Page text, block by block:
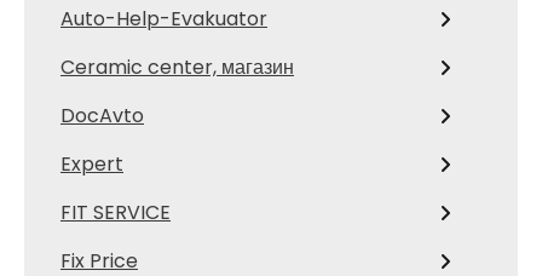
Auto-Help-Evakuator
Ceramic center, магазин
DocAvto
Expert
FIT SERVICE
Fix Price